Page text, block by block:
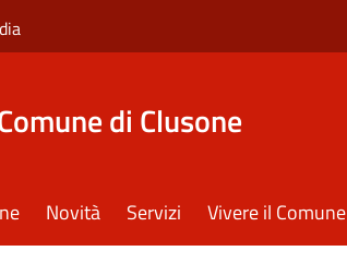
di Clusone
Novità Servizi Vivere il Comune